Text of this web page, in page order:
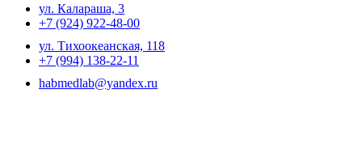
ул. ​Калараша, 3
+7 (924) 922-48-00
ул. ​Тихоокеанская, 118
+7 (994) 138-22-11
habmedlab@yandex.ru